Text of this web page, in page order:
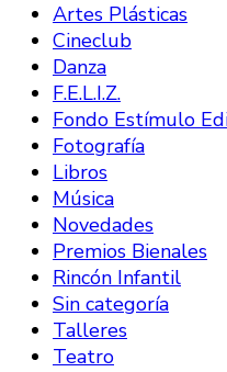
Artes Plásticas
Cineclub
Danza
F.E.L.I.Z.
Fondo Estímulo
Fotografía
Libros
Música
Novedades
Premios Bienales
Rincón Infantil
Sin categoría
Talleres
Teatro